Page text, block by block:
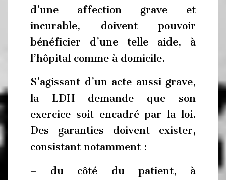
d’une affection grave et
incurable, doivent pouvoir
bénéficier d’une telle aide, à
l’hôpital comme à domicile.
S’agissant d’un acte aussi grave,
la LDH demande que son
exercice soit encadré par la loi.
Des garanties doivent exister,
consistant notamment :
– du côté du patient, à